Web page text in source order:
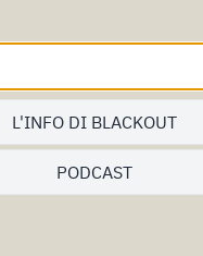
L'INFO DI BLACKOUT
PODCAST